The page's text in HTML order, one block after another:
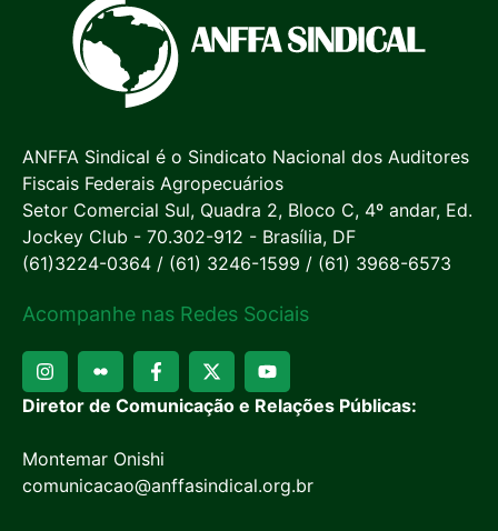
ANFFA Sindical é o Sindicato Nacional dos Auditores
Fiscais Federais Agropecuários
Setor Comercial Sul, Quadra 2, Bloco C, 4º andar, Ed.
Jockey Club - 70.302-912 - Brasília, DF
(61)3224-0364 / (61) 3246-1599 / (61) 3968-6573
Acompanhe nas Redes Sociais
Diretor de Comunicação e Relações Públicas:
Montemar Onishi
comunicacao@anffasindical.org.br